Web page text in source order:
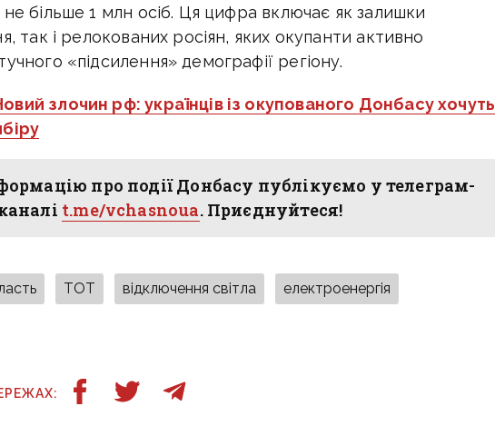
більше 1 млн осіб. Ця цифра включає як залишки
так і релокованих росіян, яких окупанти активно
«підсилення» демографії регіону.
злочин рф: українців із окупованого Донбасу хочуть
про події Донбасу публікуємо у телеграм-
t.me/vchasnoua. Приєднуйтеся!
ТОТ відключення світла електроенергія